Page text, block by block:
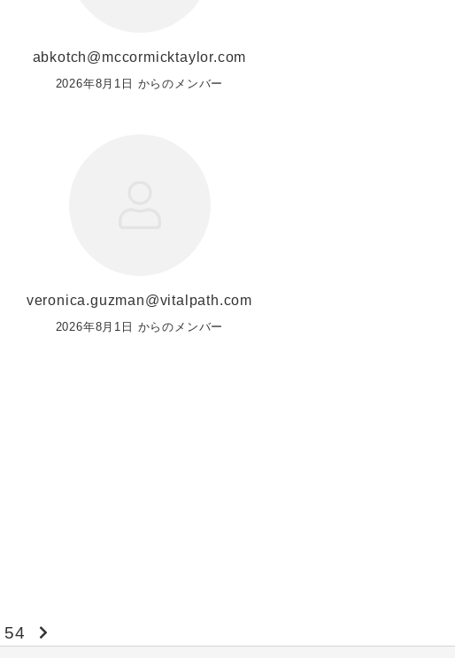
abkotch@mccormicktaylor.com
2026年8月1日 からのメンバー
veronica.guzman@vitalpath.com
2026年8月1日 からのメンバー
54